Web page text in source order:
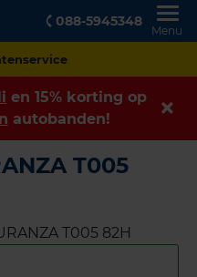
088-5945348
Menu
betalen
en 15% korting op
autobanden!
T005